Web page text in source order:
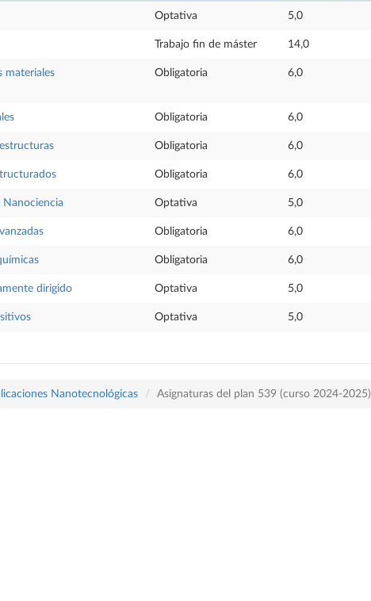
Optativa 5,0
Trabajo fin de máster 14,0
materiales
Obligatoria 6,0
Obligatoria 6,0
Obligatoria 6,0
Obligatoria 6,0
Nanociencia Optativa 5,0
Obligatoria 6,0
Obligatoria 6,0
dirigido Optativa 5,0
Optativa 5,0
Nanotecnológicas Asignaturas del plan 539 (curso 2024-2025)